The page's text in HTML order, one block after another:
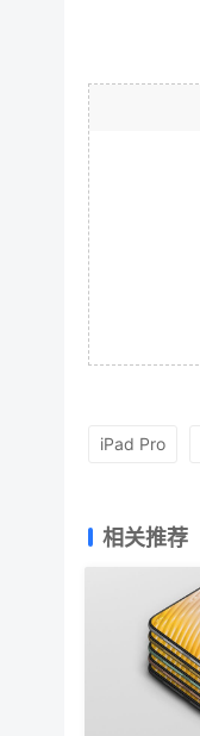
iPad Pro
相关推荐